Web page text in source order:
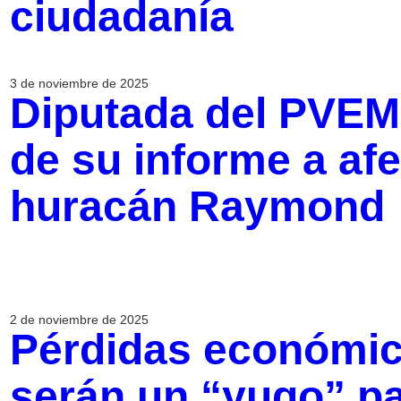
ciudadanía
3 de noviembre de 2025
Diputada del
de su informe a
huracán Raymond
2 de noviembre de 2025
Pérdidas